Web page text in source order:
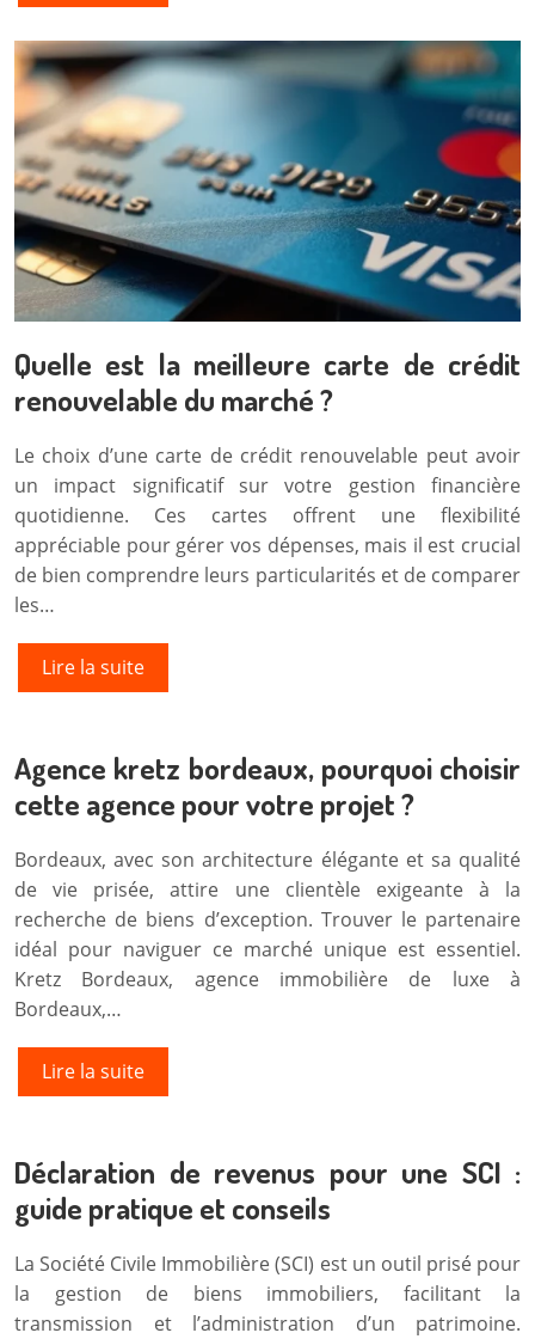
Quelle est la meilleure carte de crédit
renouvelable du marché ?
Le choix d’une carte de crédit renouvelable peut avoir
un impact significatif sur votre gestion financière
quotidienne. Ces cartes offrent une flexibilité
appréciable pour gérer vos dépenses, mais il est crucial
de bien comprendre leurs particularités et de comparer
les…
Lire la suite
Agence kretz bordeaux, pourquoi choisir
cette agence pour votre projet ?
Bordeaux, avec son architecture élégante et sa qualité
de vie prisée, attire une clientèle exigeante à la
recherche de biens d’exception. Trouver le partenaire
idéal pour naviguer ce marché unique est essentiel.
Kretz Bordeaux, agence immobilière de luxe à
Bordeaux,…
Lire la suite
Déclaration de revenus pour une SCI :
guide pratique et conseils
La Société Civile Immobilière (SCI) est un outil prisé pour
la gestion de biens immobiliers, facilitant la
transmission et l’administration d’un patrimoine.